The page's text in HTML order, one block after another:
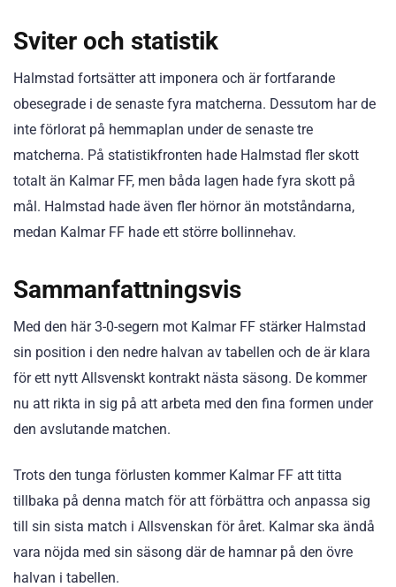
Sviter och statistik
Halmstad fortsätter att imponera och är fortfarande
obesegrade i de senaste fyra matcherna. Dessutom har de
inte förlorat på hemmaplan under de senaste tre
matcherna. På statistikfronten hade Halmstad fler skott
totalt än Kalmar FF, men båda lagen hade fyra skott på
mål. Halmstad hade även fler hörnor än motståndarna,
medan Kalmar FF hade ett större bollinnehav.
Sammanfattningsvis
Med den här 3-0-segern mot Kalmar FF stärker Halmstad
sin position i den nedre halvan av tabellen och de är klara
för ett nytt Allsvenskt kontrakt nästa säsong. De kommer
nu att rikta in sig på att arbeta med den fina formen under
den avslutande matchen.
Trots den tunga förlusten kommer Kalmar FF att titta
tillbaka på denna match för att förbättra och anpassa sig
till sin sista match i Allsvenskan för året. Kalmar ska ändå
vara nöjda med sin säsong där de hamnar på den övre
halvan i tabellen.